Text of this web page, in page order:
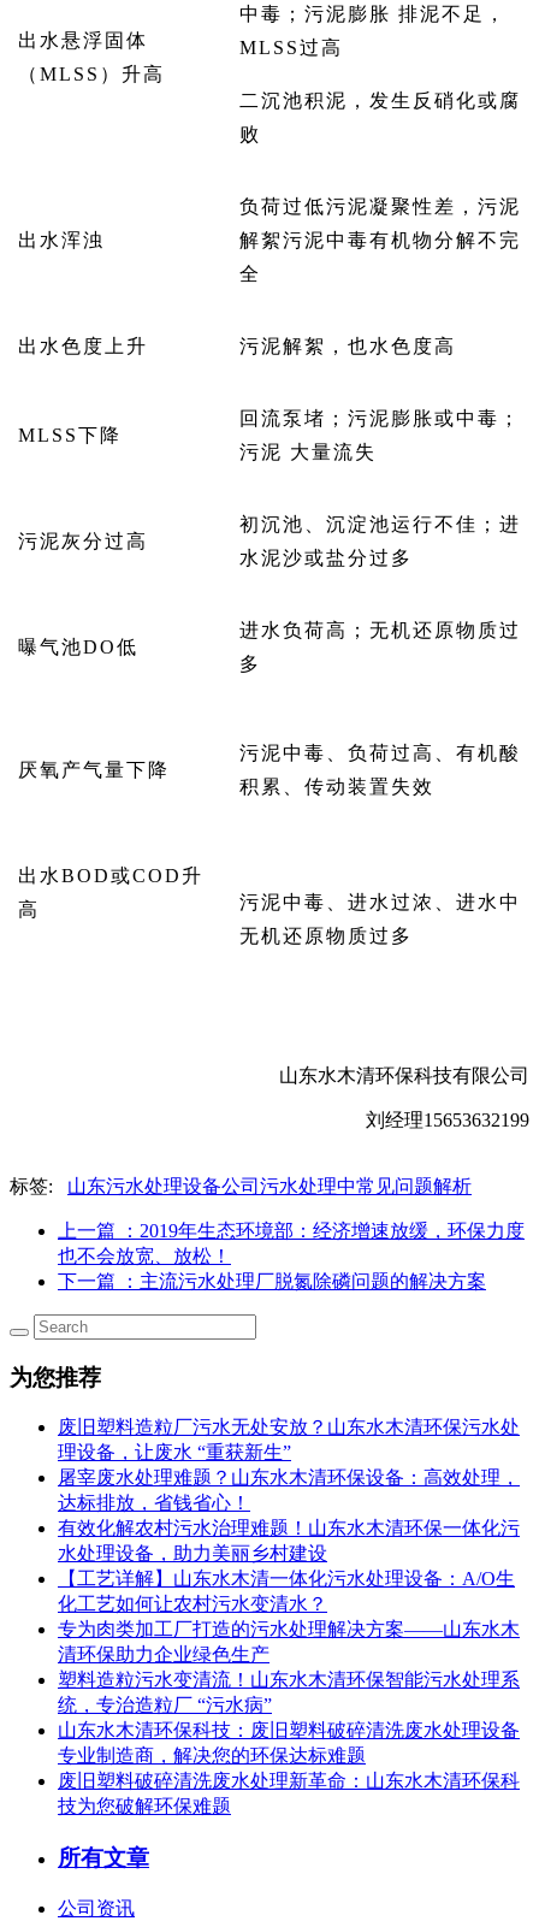
出水悬浮固体
（MLSS）升高
中毒；污泥膨胀 排泥不足，
MLSS过高
二沉池积泥，发生反硝化或腐
败
出水浑浊
负荷过低污泥凝聚性差，污泥
解絮污泥中毒有机物分解不完
全
出水色度上升 污泥解絮，也水色度高
MLSS下降
回流泵堵；污泥膨胀或中毒；
污泥 大量流失
污泥灰分过高
初沉池、沉淀池运行不佳；进
水泥沙或盐分过多
曝气池DO低
进水负荷高；无机还原物质过
多
厌氧产气量下降
污泥中毒、负荷过高、有机酸
积累、传动装置失效
出水BOD或COD升
高
污泥中毒、进水过浓、进水中
无机还原物质过多
山东水木清环保科技有限公司
刘经理15653632199
标签: 山东污水处理设备公司污水处理中常见问题解析
上一篇
：2019年生态环境部：经济增速放缓，环保力度
也不会放宽、放松！
下一篇
：主流污水处理厂脱氮除磷问题的解决方案
为您推荐
废旧塑料造粒厂污水无处安放？山东水木清环保污水处
理设备，让废水 “重获新生”
屠宰废水处理难题？山东水木清环保设备：高效处理，
达标排放，省钱省心！
有效化解农村污水治理难题！山东水木清环保一体化污
水处理设备，助力美丽乡村建设
【工艺详解】山东水木清一体化污水处理设备：A/O生
化工艺如何让农村污水变清水？
专为肉类加工厂打造的污水处理解决方案——山东水木
清环保助力企业绿色生产
塑料造粒污水变清流！山东水木清环保智能污水处理系
统，专治造粒厂 “污水病”
山东水木清环保科技：废旧塑料破碎清洗废水处理设备
专业制造商，解决您的环保达标难题
废旧塑料破碎清洗废水处理新革命：山东水木清环保科
技为您破解环保难题
所有文章
公司资讯